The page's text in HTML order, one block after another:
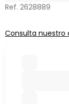
Ref. 2628889
Consulta nuestro